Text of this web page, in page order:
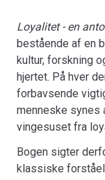
Loyalitet - en
bestående af en
kultur, forskning
hjertet. På hver
forbavsende
menneske synes
vingesuset fra
Bogen sigter
klassiske